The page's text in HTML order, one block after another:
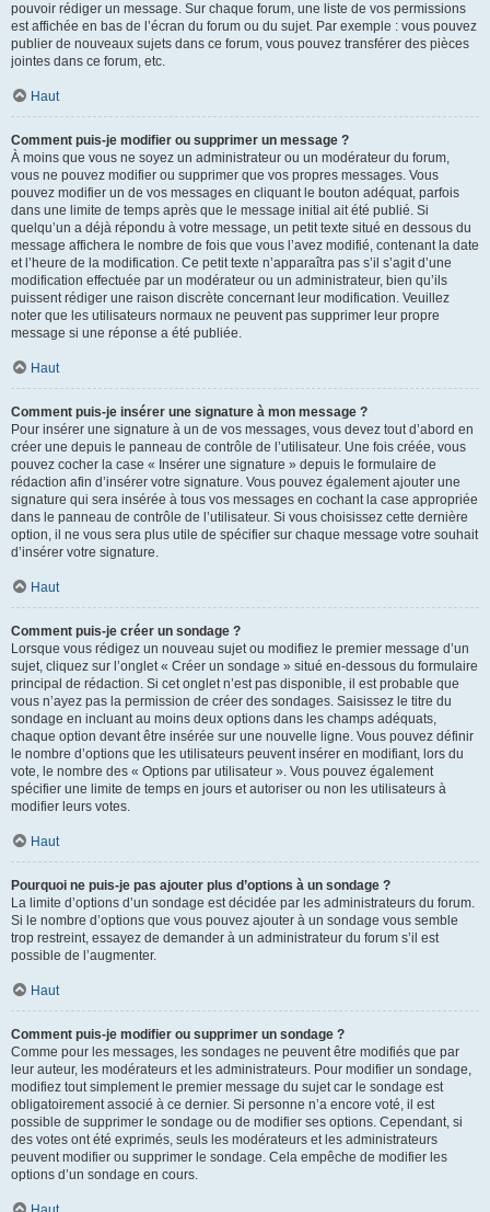
pouvoir rédiger un message. Sur chaque forum, une liste de vos permissions
est affichée en bas de l’écran du forum ou du sujet. Par exemple : vous pouvez
publier de nouveaux sujets dans ce forum, vous pouvez transférer des pièces
jointes dans ce forum, etc.
Haut
Comment puis-je modifier ou supprimer un message ?
À moins que vous ne soyez un administrateur ou un modérateur du forum,
vous ne pouvez modifier ou supprimer que vos propres messages. Vous
pouvez modifier un de vos messages en cliquant le bouton adéquat, parfois
dans une limite de temps après que le message initial ait été publié. Si
quelqu’un a déjà répondu à votre message, un petit texte situé en dessous du
message affichera le nombre de fois que vous l’avez modifié, contenant la date
et l’heure de la modification. Ce petit texte n’apparaîtra pas s’il s’agit d’une
modification effectuée par un modérateur ou un administrateur, bien qu’ils
puissent rédiger une raison discrète concernant leur modification. Veuillez
noter que les utilisateurs normaux ne peuvent pas supprimer leur propre
message si une réponse a été publiée.
Haut
Comment puis-je insérer une signature à mon message ?
Pour insérer une signature à un de vos messages, vous devez tout d’abord en
créer une depuis le panneau de contrôle de l’utilisateur. Une fois créée, vous
pouvez cocher la case « Insérer une signature » depuis le formulaire de
rédaction afin d’insérer votre signature. Vous pouvez également ajouter une
signature qui sera insérée à tous vos messages en cochant la case appropriée
dans le panneau de contrôle de l’utilisateur. Si vous choisissez cette dernière
option, il ne vous sera plus utile de spécifier sur chaque message votre souhait
d’insérer votre signature.
Haut
Comment puis-je créer un sondage ?
Lorsque vous rédigez un nouveau sujet ou modifiez le premier message d’un
sujet, cliquez sur l’onglet « Créer un sondage » situé en-dessous du formulaire
principal de rédaction. Si cet onglet n’est pas disponible, il est probable que
vous n’ayez pas la permission de créer des sondages. Saisissez le titre du
sondage en incluant au moins deux options dans les champs adéquats,
chaque option devant être insérée sur une nouvelle ligne. Vous pouvez définir
le nombre d’options que les utilisateurs peuvent insérer en modifiant, lors du
vote, le nombre des « Options par utilisateur ». Vous pouvez également
spécifier une limite de temps en jours et autoriser ou non les utilisateurs à
modifier leurs votes.
Haut
Pourquoi ne puis-je pas ajouter plus d’options à un sondage ?
La limite d’options d’un sondage est décidée par les administrateurs du forum.
Si le nombre d’options que vous pouvez ajouter à un sondage vous semble
trop restreint, essayez de demander à un administrateur du forum s’il est
possible de l’augmenter.
Haut
Comment puis-je modifier ou supprimer un sondage ?
Comme pour les messages, les sondages ne peuvent être modifiés que par
leur auteur, les modérateurs et les administrateurs. Pour modifier un sondage,
modifiez tout simplement le premier message du sujet car le sondage est
obligatoirement associé à ce dernier. Si personne n’a encore voté, il est
possible de supprimer le sondage ou de modifier ses options. Cependant, si
des votes ont été exprimés, seuls les modérateurs et les administrateurs
peuvent modifier ou supprimer le sondage. Cela empêche de modifier les
options d’un sondage en cours.